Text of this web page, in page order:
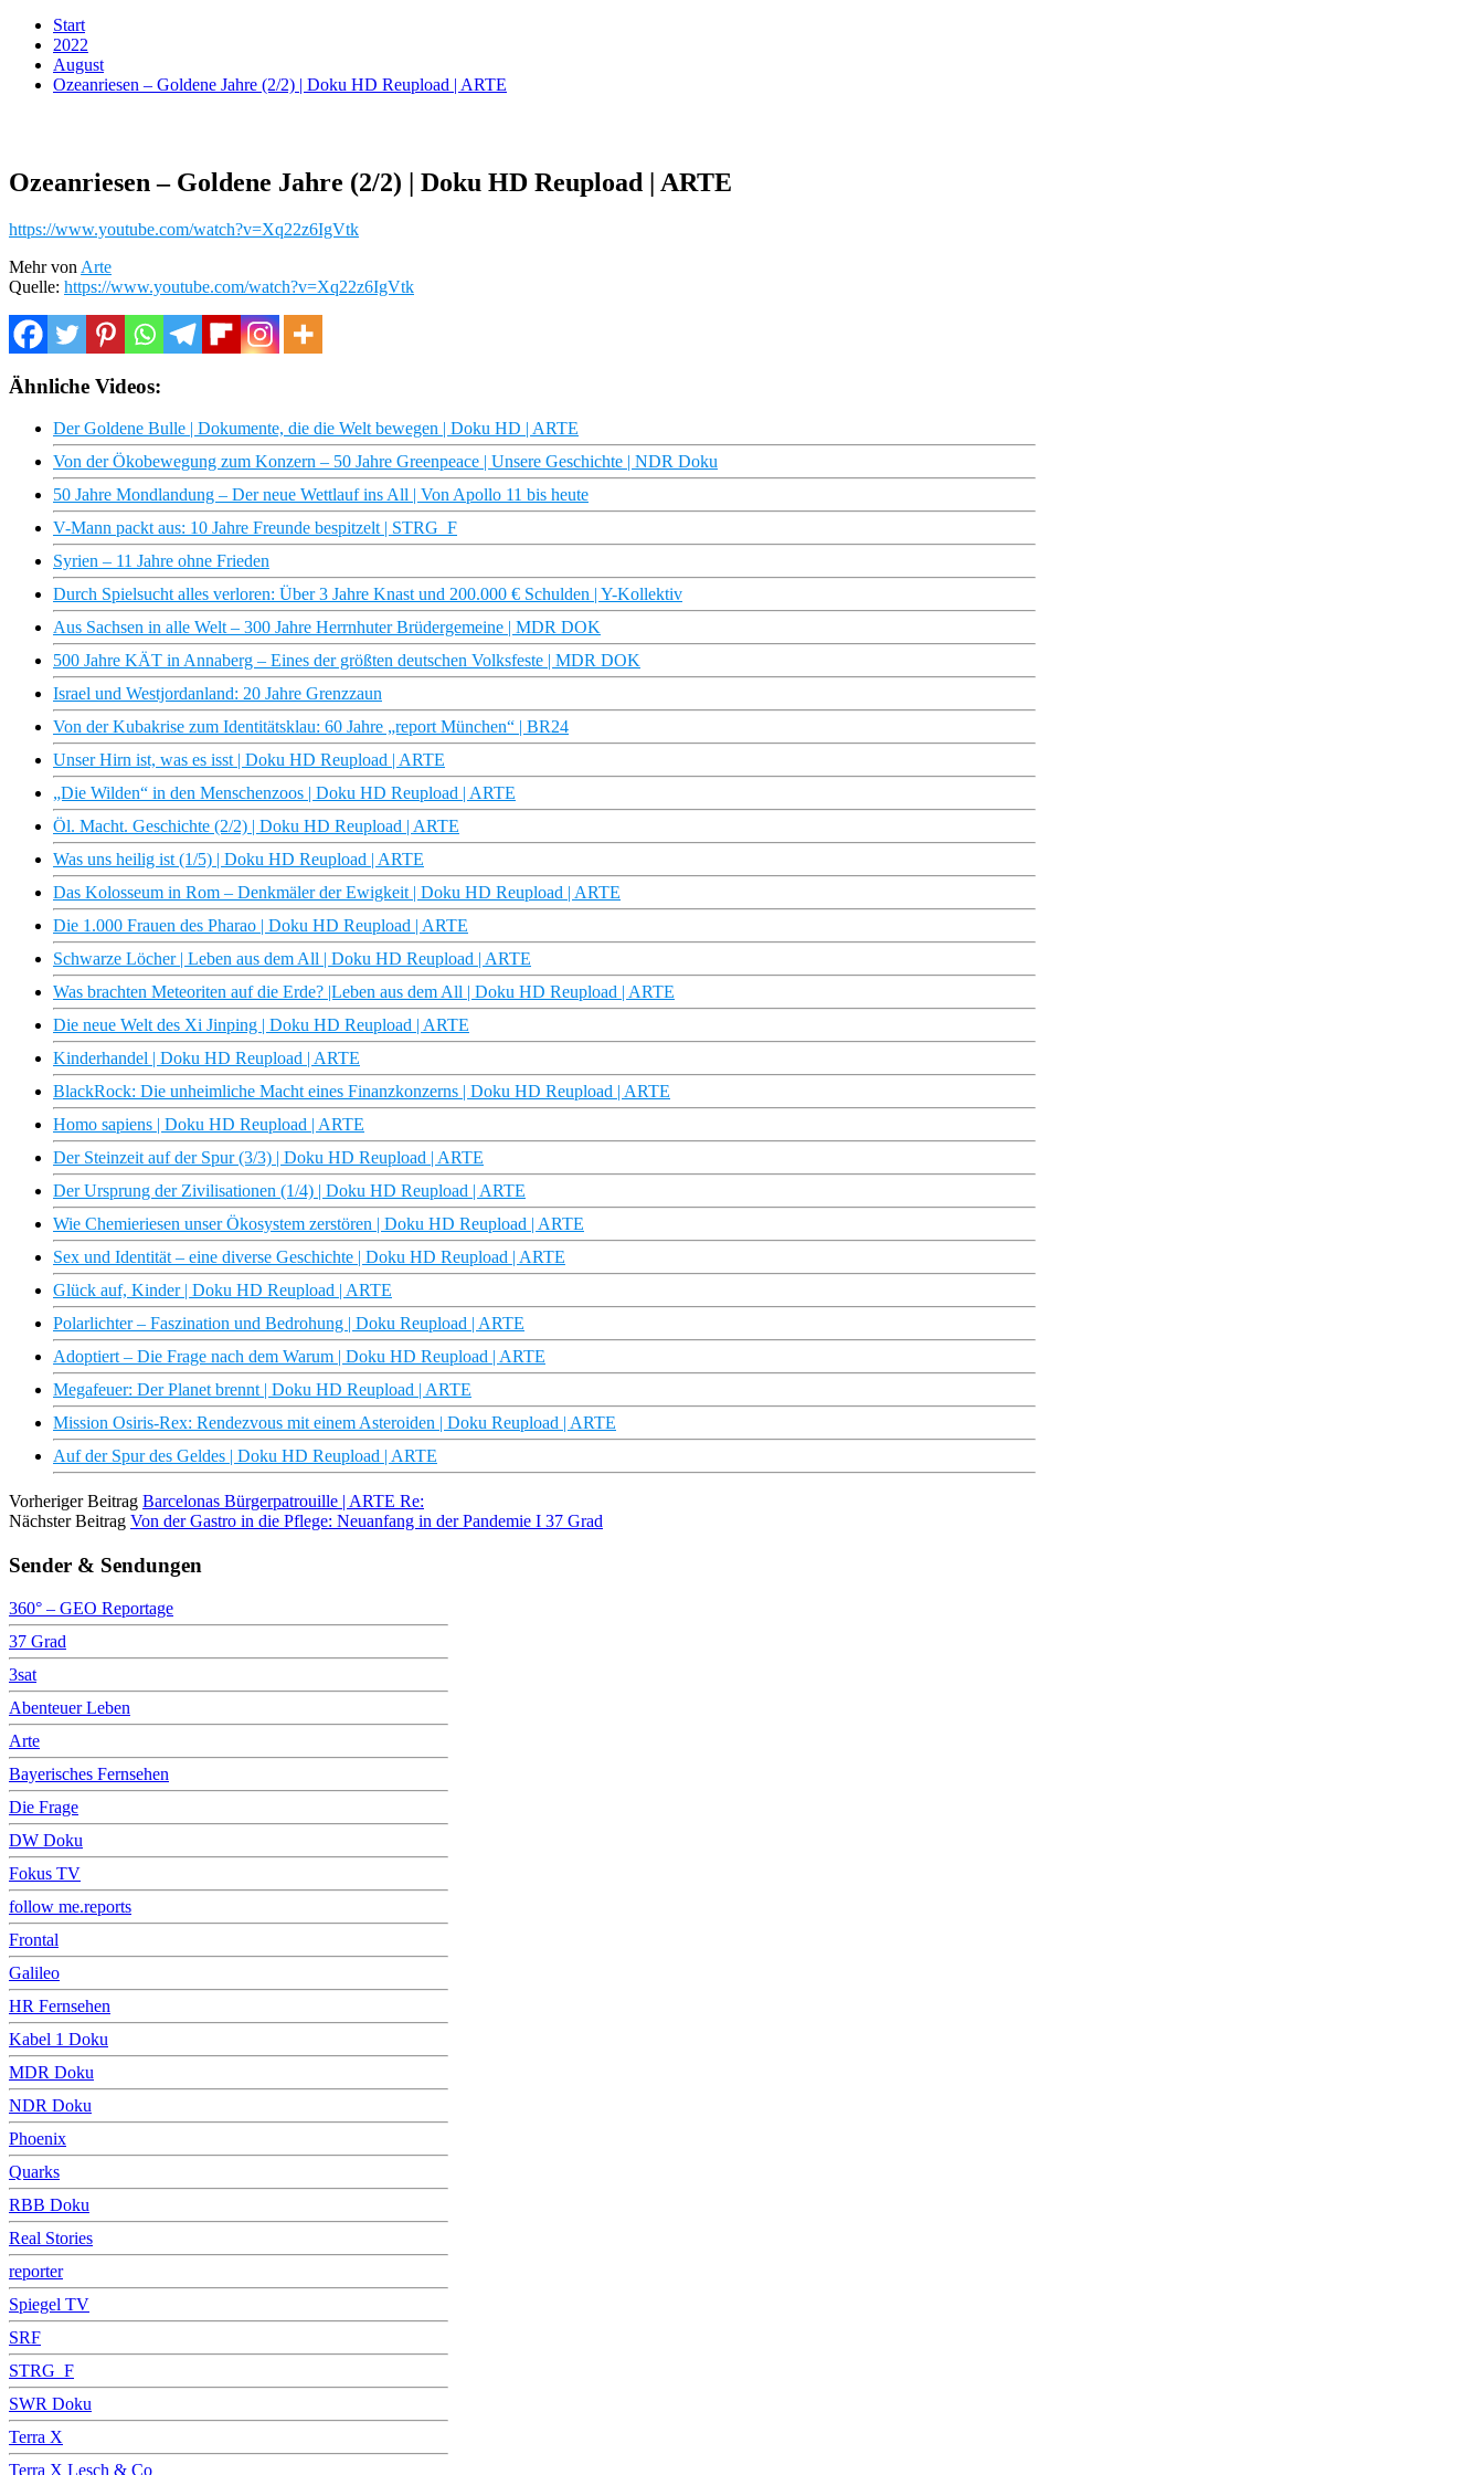
Start
2022
August
Ozeanriesen – Goldene Jahre (2/2) | Doku HD Reupload | ARTE
Ozeanriesen – Goldene Jahre (2/2) | Doku HD Reupload | ARTE
https://www.youtube.com/watch?v=Xq22z6IgVtk
Mehr von Arte
Quelle: https://www.youtube.com/watch?v=Xq22z6IgVtk
Ähnliche Videos:
Der Goldene Bulle | Dokumente, die die Welt bewegen | Doku HD | ARTE
Von der Ökobewegung zum Konzern – 50 Jahre Greenpeace | Unsere Geschichte | NDR Doku
50 Jahre Mondlandung – Der neue Wettlauf ins All | Von Apollo 11 bis heute
V-Mann packt aus: 10 Jahre Freunde bespitzelt | STRG_F
Syrien – 11 Jahre ohne Frieden
Durch Spielsucht alles verloren: Über 3 Jahre Knast und 200.000 € Schulden | Y-Kollektiv
Aus Sachsen in alle Welt – 300 Jahre Herrnhuter Brüdergemeine | MDR DOK
500 Jahre KÄT in Annaberg – Eines der größten deutschen Volksfeste | MDR DOK
Israel und Westjordanland: 20 Jahre Grenzzaun
Von der Kubakrise zum Identitätsklau: 60 Jahre „report München“ | BR24
Unser Hirn ist, was es isst | Doku HD Reupload | ARTE
„Die Wilden“ in den Menschenzoos | Doku HD Reupload | ARTE
Öl. Macht. Geschichte (2/2) | Doku HD Reupload | ARTE
Was uns heilig ist (1/5) | Doku HD Reupload | ARTE
Das Kolosseum in Rom – Denkmäler der Ewigkeit | Doku HD Reupload | ARTE
Die 1.000 Frauen des Pharao | Doku HD Reupload | ARTE
Schwarze Löcher | Leben aus dem All | Doku HD Reupload | ARTE
Was brachten Meteoriten auf die Erde? |Leben aus dem All | Doku HD Reupload | ARTE
Die neue Welt des Xi Jinping | Doku HD Reupload | ARTE
Kinderhandel | Doku HD Reupload | ARTE
BlackRock: Die unheimliche Macht eines Finanzkonzerns | Doku HD Reupload | ARTE
Homo sapiens | Doku HD Reupload | ARTE
Der Steinzeit auf der Spur (3/3) | Doku HD Reupload | ARTE
Der Ursprung der Zivilisationen (1/4) | Doku HD Reupload | ARTE
Wie Chemieriesen unser Ökosystem zerstören | Doku HD Reupload | ARTE
Sex und Identität – eine diverse Geschichte | Doku HD Reupload | ARTE
Glück auf, Kinder | Doku HD Reupload | ARTE
Polarlichter – Faszination und Bedrohung | Doku Reupload | ARTE
Adoptiert – Die Frage nach dem Warum | Doku HD Reupload | ARTE
Megafeuer: Der Planet brennt | Doku HD Reupload | ARTE
Mission Osiris-Rex: Rendezvous mit einem Asteroiden | Doku Reupload | ARTE
Auf der Spur des Geldes | Doku HD Reupload | ARTE
Vorheriger Beitrag Barcelonas Bürgerpatrouille | ARTE Re:
Nächster Beitrag Von der Gastro in die Pflege: Neuanfang in der Pandemie I 37 Grad
Sender & Sendungen
360° – GEO Reportage
37 Grad
3sat
Abenteuer Leben
Arte
Bayerisches Fernsehen
Die Frage
DW Doku
Fokus TV
follow me.reports
Frontal
Galileo
HR Fernsehen
Kabel 1 Doku
MDR Doku
NDR Doku
Phoenix
Quarks
RBB Doku
Real Stories
reporter
Spiegel TV
SRF
STRG_F
SWR Doku
Terra X
Terra X Lesch & Co